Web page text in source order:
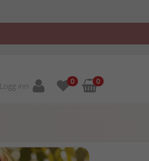
Logg inn 0 0